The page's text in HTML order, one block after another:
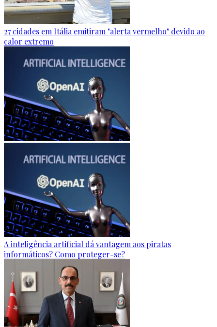
27 cidades em Itália emitiram "alerta vermelho" devido ao
calor extremo
A inteligência artificial dá vantagem aos piratas
informáticos? Como proteger-se?